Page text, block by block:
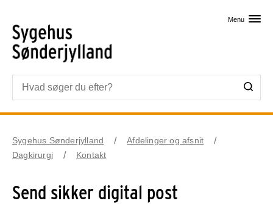
Menu
Sygehus Sønderjylland
Afdelinger og afsnit
Dagkirurgi
Kontakt
Send sikker digital post